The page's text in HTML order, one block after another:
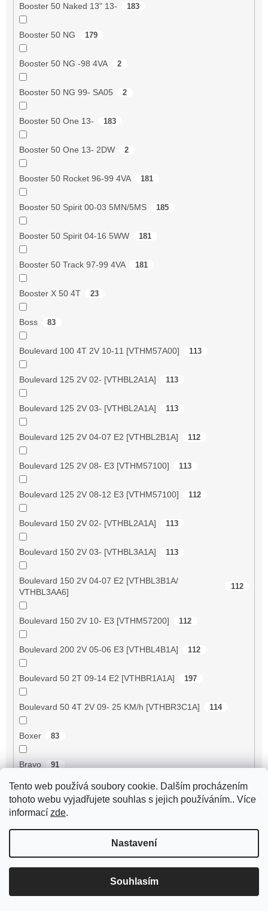
Tento web používá soubory cookie. Dalším procházením
tohoto webu vyjadřujete souhlas s jejich používáním.. Více
informací zde.
Nastavení
Souhlasím
Booster 50 Naked 13" 13- 183
Booster 50 NG 179
Booster 50 NG -98 4VA 2
Booster 50 NG 99- SA05 2
Booster 50 One 13- 183
Booster 50 One 13- 2DW 2
Booster 50 Rocket 96-99 4VA 181
Booster 50 Spirit 00-03 5MN/5MS 185
Booster 50 Spirit 04-16 5WW 181
Booster 50 Track 97-99 4VA 181
Booster X 50 4T 23
Boss 83
Boulevard 100 4T 2V 10-11 [VTHM57A00] 113
Boulevard 125 2V 02- [VTHBL2A1A] 113
Boulevard 125 2V 03- [VTHBL2A1A] 113
Boulevard 125 2V 04-07 E2 [VTHBL2B1A] 112
Boulevard 125 2V 08- E3 [VTHM57100] 113
Boulevard 125 2V 08-12 E3 [VTHM57100] 112
Boulevard 150 2V 02- [VTHBL2A1A] 113
Boulevard 150 2V 03- [VTHBL3A1A] 113
Boulevard 150 2V 04-07 E2 [VTHBL3B1A/
VTHBL3AA6]
112
Boulevard 150 2V 10- E3 [VTHM57200] 112
Boulevard 200 2V 05-06 E3 [VTHBL4B1A] 112
Boulevard 50 2T 09-14 E2 [VTHBR1A1A] 197
Boulevard 50 4T 2V 09- 25 KM/h [VTHBR3C1A] 114
Boxer 83
Bravo 91
Breeze 125 ZN125T-D 89
72